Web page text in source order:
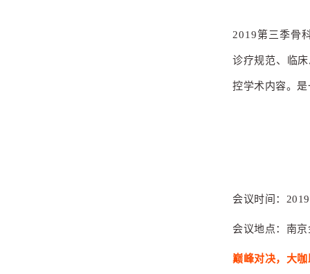
2019第三季骨
诊疗规范、临
控学术内容。是
会议时间：
会议地点： 南
巅峰对决，大